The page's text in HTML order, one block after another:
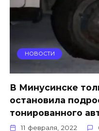
НОВОСТИ
В Минусинске
остановила
тонированного
11 февраля, 2022